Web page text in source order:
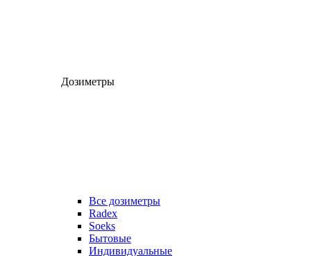
Дозиметры
Все дозиметры
Radex
Soeks
Бытовые
Индивидуальные